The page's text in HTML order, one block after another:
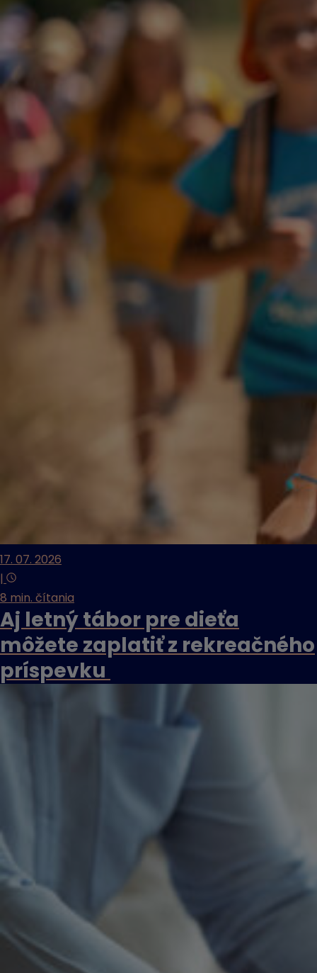
17. 07. 2026
|
8 min. čítania
Aj letný tábor pre dieťa
môžete zaplatiť z rekreačného
príspevku